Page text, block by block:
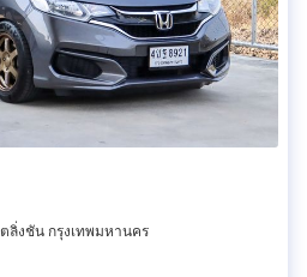
ตลิ่งชัน กรุงเทพมหานคร